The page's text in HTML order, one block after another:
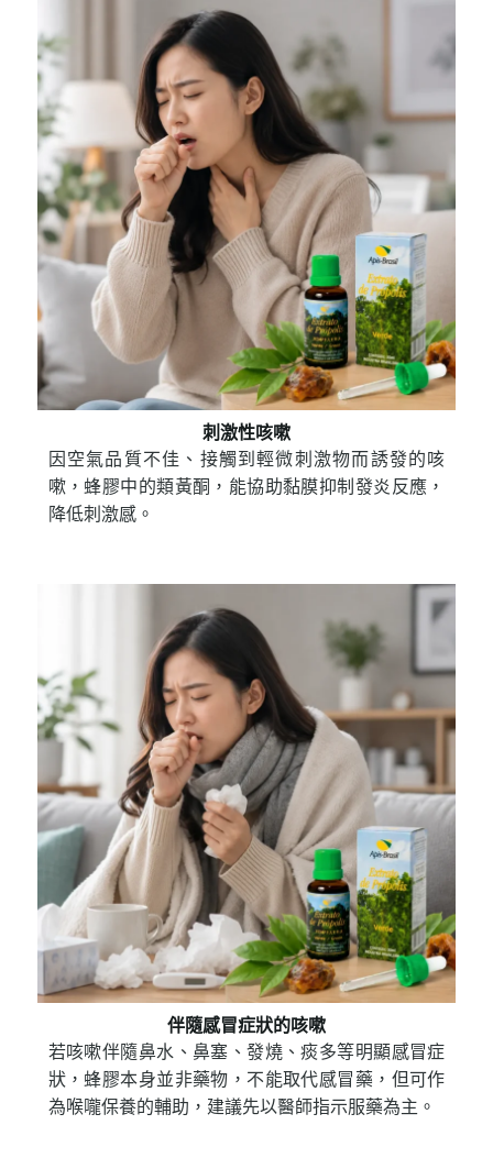
刺激性咳嗽
因空氣品質不佳、接觸到輕微刺激物而誘發的咳
嗽，蜂膠中的類黃酮，能協助黏膜抑制發炎反應，
降低刺激感。
伴隨感冒症狀的咳嗽
若咳嗽伴隨鼻水、鼻塞、發燒、痰多等明顯感冒症
狀，蜂膠本身並非藥物，不能取代感冒藥，但可作
為喉嚨保養的輔助，建議先以醫師指示服藥為主。